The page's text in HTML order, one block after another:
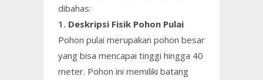
dibahas:
1. Deskripsi Fisik Pohon Pulai
Pohon pulai merupakan pohon besar
yang bisa mencapai tinggi hingga 40
meter. Pohon ini memiliki batang